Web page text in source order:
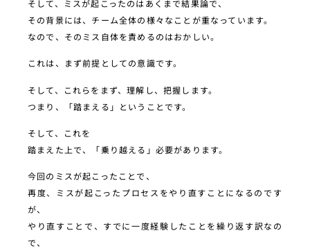
そして、ミスが起こったのはあくまで結果論で、
その背景には、チーム全体の様々なことが重なっています。
なので、そのミス自体を責めるのはおかしい。
これは、まず前提としての意識です。
そして、これらをまず、理解し、把握します。
つまり、「踏まえる」ということです。
そして、これを
踏まえた上で、「乗り越える」必要があります。
今回のミスが起こったことで、
再度、ミスが起こったプロセスをやり直すことになるのです
が、
やり直すことで、すでに一度経験したことを繰り返す訳なの
で、